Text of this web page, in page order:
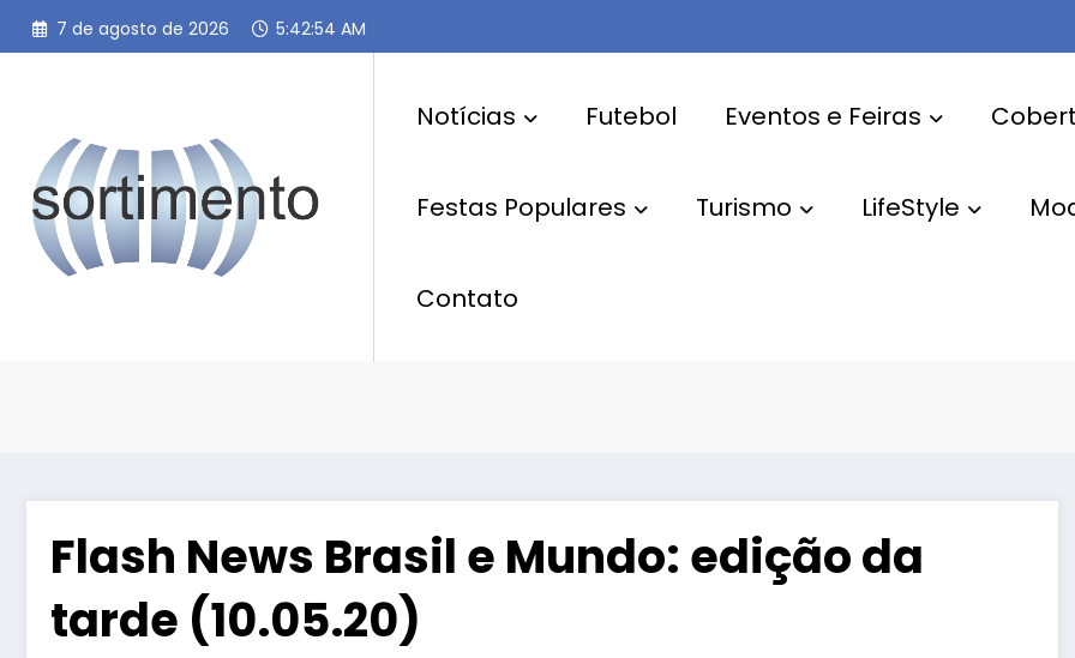
Pular
para
7 de agosto de 2026 5:42:55 AM
Notícias Futebol Eventos e Feiras
Festas Populares Turismo LifeStyle
Contato
Flash News Brasil e Mundo: edição da
tarde (10.05.20)